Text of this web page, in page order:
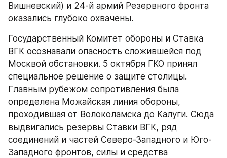
Вишневский) и 24-й армий Резервного фронта
оказались глубоко охвачены.
Государственный Комитет обороны и Ставка
ВГК осознавали опасность сложившейся под
Москвой обстановки. 5 октября ГКО принял
специальное решение о защите столицы.
Главным рубежом сопротивления была
определена Можайская линия обороны,
проходившая от Волоколамска до Калуги. Сюда
выдвигались резервы Ставки ВГК, ряд
соединений и частей Северо-Западного и Юго-
Западного фронтов, силы и средства